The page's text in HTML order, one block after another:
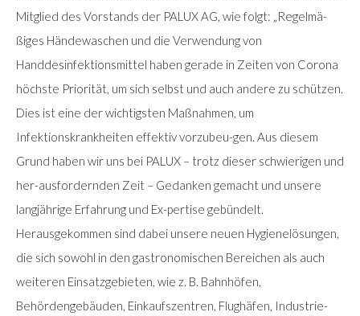
Mitglied des Vorstands der PALUX AG, wie folgt: „Regelmä-
ßiges Händewaschen und die Verwendung von
Handdesinfektionsmittel haben gerade in Zeiten von Corona
höchste Priorität, um sich selbst und auch andere zu schützen.
Dies ist eine der wichtigsten Maßnahmen, um
Infektionskrankheiten effektiv vorzubeu-gen. Aus diesem
Grund haben wir uns bei PALUX – trotz dieser schwierigen und
her-ausfordernden Zeit – Gedanken gemacht und unsere
langjährige Erfahrung und Ex-pertise gebündelt.
Herausgekommen sind dabei unsere neuen Hygienelösungen,
die sich sowohl in den gastronomischen Bereichen als auch
weiteren Einsatzgebieten, wie z. B. Bahnhöfen,
Behördengebäuden, Einkaufszentren, Flughäfen, Industrie-